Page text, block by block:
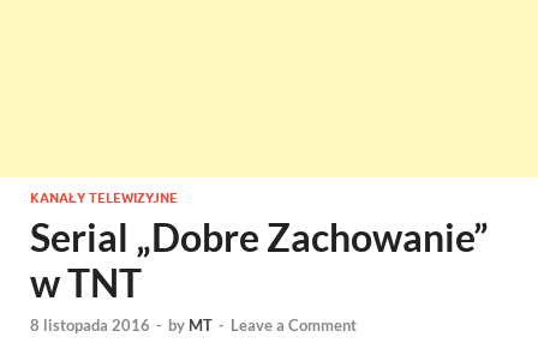
KANAŁY TELEWIZYJNE
Serial „Dobre Zachowanie”
w TNT
8 listopada 2016 - by MT - Leave a Comment